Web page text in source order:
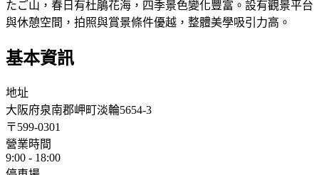
たご山，春日有杜鵑花海，四季景色變化豐富。設有觀景平台
與休憩空間，拍照與賞景條件優越，整體美學吸引力高。
基本資訊
地址
大阪府泉南郡岬町淡輪5654-3
〒599-0301
營業時間
9:00 - 18:00